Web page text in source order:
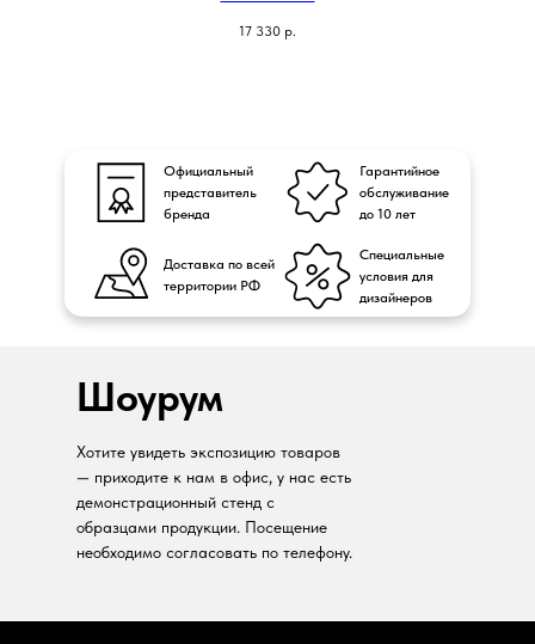
17 330 р.
Официальный
представитель
бренда
Доставка по всей
территории РФ
Гарантийное
обслуживание
до 10 лет
Специальные
условия для
дизайнеров
Шоурум
Хотите увидеть экспозицию товаров
— приходите к нам в офис, у нас есть
демонстрационный стенд с
образцами продукции. Посещение
необходимо согласовать по телефону.